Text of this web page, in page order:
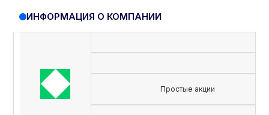
ИНФОРМАЦИЯ О КОМПАНИИ
Простые акции